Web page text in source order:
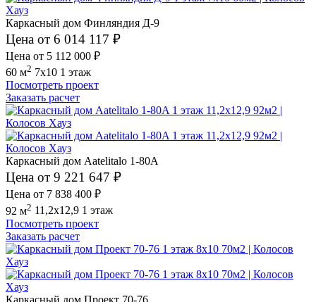
Каркасный дом Финляндия Д-9
Цена от 6 014 117 ₽
Цена от 5 112 000 ₽
60 м2 7x10 1 этаж
Посмотреть проект
Заказать расчет
Каркасный дом Aatelitalo 1-80A
Цена от 9 221 647 ₽
Цена от 7 838 400 ₽
92 м2 11,2x12,9 1 этаж
Посмотреть проект
Заказать расчет
Каркасный дом Проект 70-76